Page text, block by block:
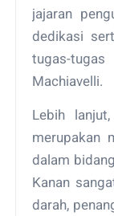
jajaran
dedikasi
tugas-
Machiavelli.
Lebih
merupakan
dalam
Kanan
darah,